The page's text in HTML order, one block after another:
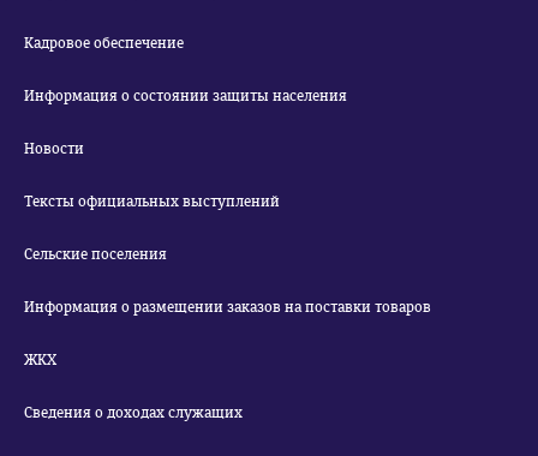
Кадровое обеспечение
Информация о состоянии защиты населения
Новости
Тексты официальных выступлений
Сельские поселения
Информация о размещении заказов на поставки товаров
ЖКХ
Сведения о доходах служащих